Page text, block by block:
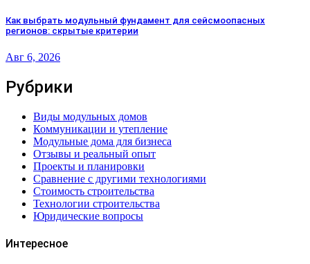
Как выбрать модульный фундамент для сейсмоопасных
регионов: скрытые критерии
Авг 6, 2026
Рубрики
Виды модульных домов
Коммуникации и утепление
Модульные дома для бизнеса
Отзывы и реальный опыт
Проекты и планировки
Сравнение с другими технологиями
Стоимость строительства
Технологии строительства
Юридические вопросы
Интересное